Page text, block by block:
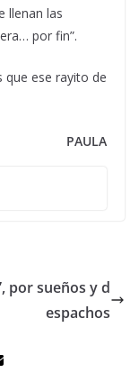
llenan las
por fin”.
que ese rayito de
PAULA
por sueños y d
espachos